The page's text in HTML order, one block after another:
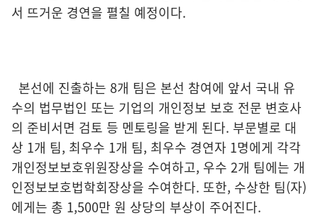
서 뜨거운 경연을 펼칠 예정이다.
본선에 진출하는 8개 팀은 본선 참여에 앞서 국내 유
수의 법무법인 또는 기업의 개인정보 보호 전문 변호사
의 준비서면 검토 등 멘토링을 받게 된다. 부문별로 대
상 1개 팀, 최우수 1개 팀, 최우수 경연자 1명에게 각각
개인정보보호위원장상을 수여하고, 우수 2개 팀에는 개
인정보보호법학회장상을 수여한다. 또한, 수상한 팀(자)
에게는 총 1,500만 원 상당의 부상이 주어진다.